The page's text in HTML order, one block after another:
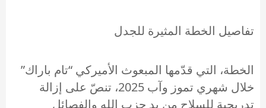
تفاصيل الخطة المثيرة للجدل
الخطة، التي قدّمها المبعوث الأميركي “تام باراك”
خلال شهري تموز وآب 2025، تنصّ على إزالة
تدريجية للسلاح من يد حزب الله والفصائل